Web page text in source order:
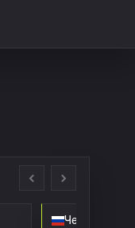
Чемпионат